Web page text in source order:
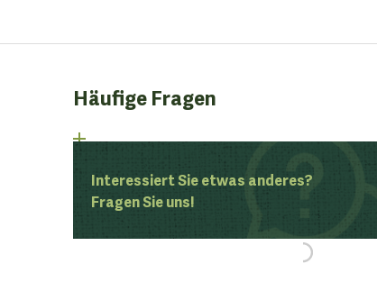
Häufige Fragen
Interessiert Sie etwas anderes?
Fragen Sie uns!